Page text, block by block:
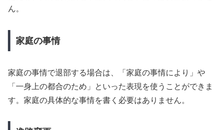
ん。
家庭の事情
家庭の事情で退部する場合は、「家庭の事情により」や
「一身上の都合のため」といった表現を使うことができま
す。家庭の具体的な事情を書く必要はありません。